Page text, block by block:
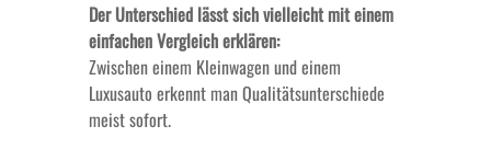
Der Unterschied lässt sich vielleicht mit einem
einfachen Vergleich erklären:
Zwischen einem Kleinwagen und einem
Luxusauto erkennt man Qualitätsunterschiede
meist sofort.